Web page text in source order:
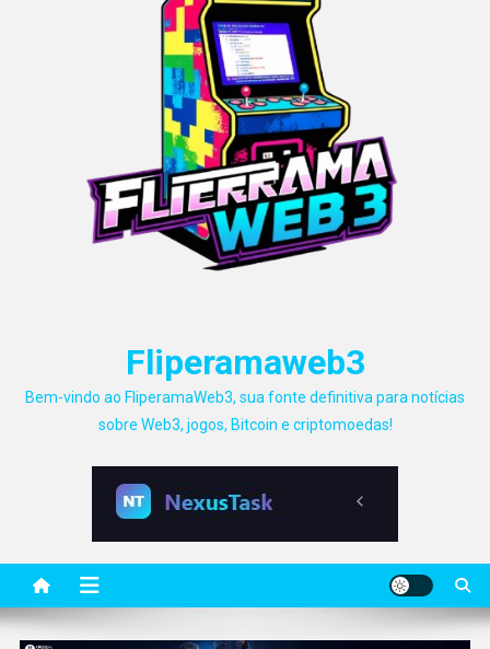
Fliperamaweb3
Bem-vindo ao FliperamaWeb3, sua fonte definitiva para notícias
sobre Web3, jogos, Bitcoin e criptomoedas!